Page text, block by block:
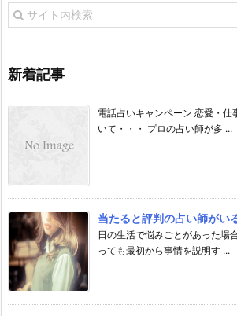
新着記事
電話占いキャンペーン 恋愛・仕
いて・・・ プロの占い師が多 ...
当たると評判の占い師がい
日の生活で悩みごとがあった場
っても最初から事情を説明す ...